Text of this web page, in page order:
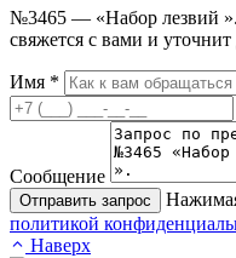
№3465 — «Набор лезвий
свяжется с вами и уточнит
Имя *
Сообщение
Отправить запрос
политикой
Наверх